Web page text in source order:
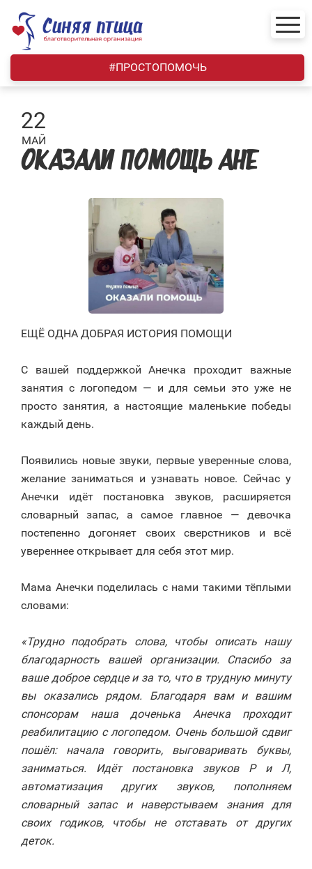
content
#ПРОСТОПОМОЧЬ
22
МАЙ
ОКАЗАЛИ ПОМОЩЬ АНЕ
ЕЩЁ ОДНА ДОБРАЯ ИСТОРИЯ ПОМОЩИ
С вашей поддержкой Анечка проходит важные
занятия с логопедом — и для семьи это уже не
просто занятия, а настоящие маленькие победы
каждый день.
Появились новые звуки, первые уверенные слова,
желание заниматься и узнавать новое. Сейчас у
Анечки идёт постановка звуков, расширяется
словарный запас, а самое главное — девочка
постепенно догоняет своих сверстников и всё
увереннее открывает для себя этот мир.
Мама Анечки поделилась с нами такими тёплыми
словами:
«Трудно подобрать слова, чтобы описать нашу
благодарность вашей организации. Спасибо за
ваше доброе сердце и за то, что в трудную минуту
вы оказались рядом. Благодаря вам и вашим
спонсорам наша доченька Анечка проходит
реабилитацию с логопедом. Очень большой сдвиг
пошёл: начала говорить, выговаривать буквы,
заниматься. Идёт постановка звуков Р и Л,
автоматизация других звуков, пополняем
словарный запас и наверстываем знания для
своих годиков, чтобы не отставать от других
деток.